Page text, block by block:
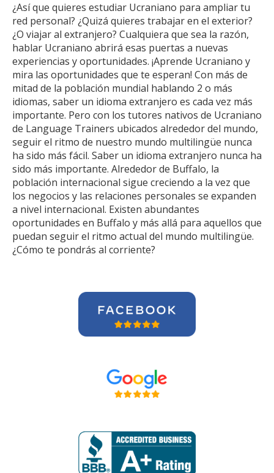
¿Así que quieres estudiar Ucraniano para ampliar tu
red personal? ¿Quizá quieres trabajar en el exterior?
¿O viajar al extranjero? Cualquiera que sea la razón,
hablar Ucraniano abrirá esas puertas a nuevas
experiencias y oportunidades. ¡Aprende Ucraniano y
mira las oportunidades que te esperan! Con más de
mitad de la población mundial hablando 2 o más
idiomas, saber un idioma extranjero es cada vez más
importante. Pero con los tutores nativos de Ucraniano
de Language Trainers ubicados alrededor del mundo,
seguir el ritmo de nuestro mundo multilingüe nunca
ha sido más fácil. Saber un idioma extranjero nunca ha
sido más importante. Alrededor de Buffalo, la
población internacional sigue creciendo a la vez que
los negocios y las relaciones personales se expanden
a nivel internacional. Existen abundantes
oportunidades en Buffalo y más allá para aquellos que
puedan seguir el ritmo actual del mundo multilingüe.
¿Cómo te pondrás al corriente?